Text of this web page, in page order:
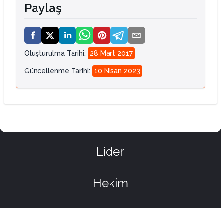
Paylaş
Oluşturulma Tarihi: 28 Mart 2017
Güncellenme Tarihi: 10 Nisan 2023
Lider
Hekim